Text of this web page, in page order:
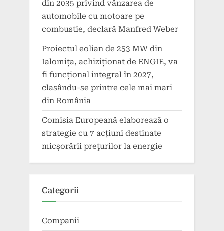
din 2035 privind vânzarea de
automobile cu motoare pe
combustie, declară Manfred Weber
Proiectul eolian de 253 MW din
Ialomița, achiziționat de ENGIE, va
fi funcțional integral în 2027,
clasându-se printre cele mai mari
din România
Comisia Europeană elaborează o
strategie cu 7 acțiuni destinate
micșorării preţurilor la energie
Categorii
Companii